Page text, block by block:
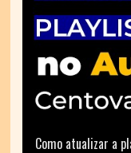
Como atualizar a